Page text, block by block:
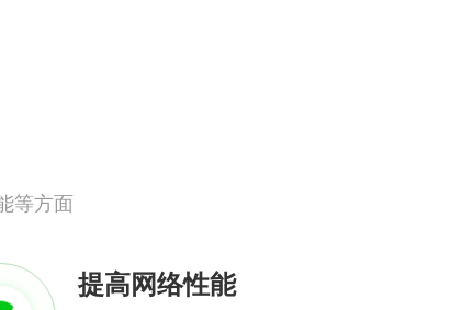
等方面
提高网络性能